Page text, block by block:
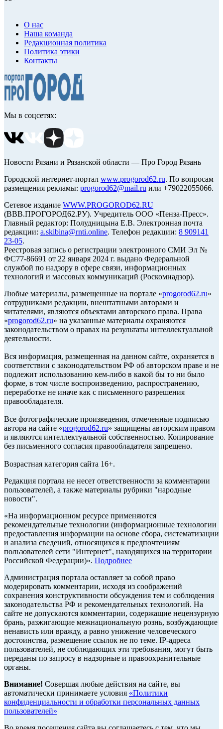
О нас
Наша команда
Редакционная политика
Политика этики
Контакты
Мы в соцсетях:
Новости Рязани и Рязанской области — Про Город Рязань
Городской интернет-портал www.progorod62.ru. По вопросам
размещения рекламы: progorod62@mail.ru или +79022055066.
Сетевое издание WWW.PROGOROD62.RU
(ВВВ.ПРОГОРОД62.РУ). Учредитель ООО «Пенза-Пресс».
Главный редактор: Полудницына Е.В. Электронная почта
редакции: a.skibina@rnti.online. Телефон редакции: 8 909141
23-05.
Реестровая запись о регистрации электронного СМИ Эл №
ФС77-86691 от 22 января 2024 г. выдано Федеральной
службой по надзору в сфере связи, информационных
технологий и массовых коммуникаций (Роскомнадзор).
Любые материалы, размещенные на портале «progorod62.ru»
сотрудниками редакции, внештатными авторами и
читателями, являются объектами авторского права. Права
«progorod62.ru» на указанные материалы охраняются
законодательством о правах на результаты интеллектуальной
деятельности.
Вся информация, размещенная на данном сайте, охраняется в
соответствии с законодательством РФ об авторском праве и не
подлежит использованию кем-либо в какой бы то ни было
форме, в том числе воспроизведению, распространению,
переработке не иначе как с письменного разрешения
правообладателя.
Все фотографические произведения, отмеченные подписью
автора на сайте «progorod62.ru» защищены авторским правом
и являются интеллектуальной собственностью. Копирование
без письменного согласия правообладателя запрещено.
Возрастная категория сайта 16+.
Редакция портала не несет ответственности за комментарии
пользователей, а также материалы рубрики "народные
новости".
«На информационном ресурсе применяются
рекомендательные технологии (информационные технологии
предоставления информации на основе сбора, систематизации
и анализа сведений, относящихся к предпочтениям
пользователей сети "Интернет", находящихся на территории
Российской Федерации)». Подробнее
Администрация портала оставляет за собой право
модерировать комментарии, исходя из соображений
сохранения конструктивности обсуждения тем и соблюдения
законодательства РФ и рекомендательных технологий. На
сайте не допускаются комментарии, содержащие нецензурную
брань, разжигающие межнациональную рознь, возбуждающие
ненависть или вражду, а равно унижение человеческого
достоинства, размещение ссылок не по теме. IP-адреса
пользователей, не соблюдающих эти требования, могут быть
переданы по запросу в надзорные и правоохранительные
органы.
Внимание! Совершая любые действия на сайте, вы
автоматически принимаете условия «Политики
конфиденциальности и обработки персональных данных
пользователей»